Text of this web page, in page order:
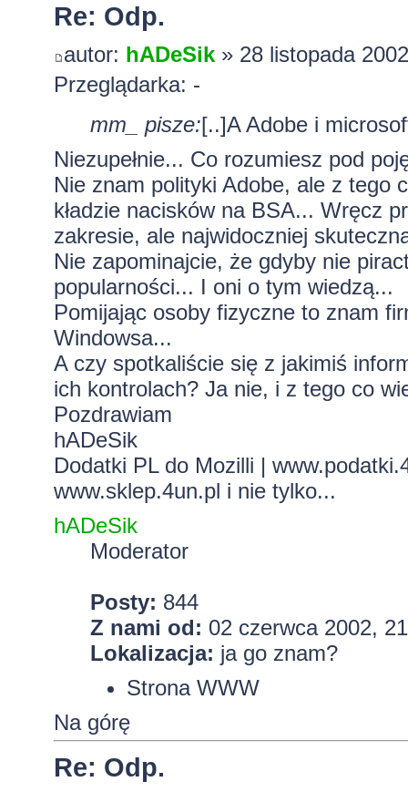
Re: Odp.
autor: hADeSik» 28 listopada
Przeglądarka: -
mm_ pisze:[..]A Adobe i
Niezupełnie... Co rozumiesz pod
Nie znam polityki Adobe, ale z tego
kładzie nacisków na BSA... Wręcz
zakresie, ale najwidoczniej
Nie zapominajcie, że gdyby nie
popularności... I oni o tym wiedzą...
Pomijając osoby fizyczne to znam
Windowsa...
A czy spotkaliście się z jakimiś
ich kontrolach? Ja nie, i z tego co
Pozdrawiam
hADeSik
Dodatki PL do Mozilli |
www.sklep.4un.pl i nie tylko...
hADeSik
Moderator
Posty: 844
Z nami od: 02 czerwca 2002,
Lokalizacja: ja go znam?
Strona WWW
Na górę
Re: Odp.